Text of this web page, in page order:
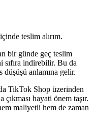
teslim alırım.
bir günde geç teslim
indirebilir. Bu da
anlamına gelir.
TikTok Shop üzerinden
çıkması hayati önem taşır.
maliyetli hem de zaman